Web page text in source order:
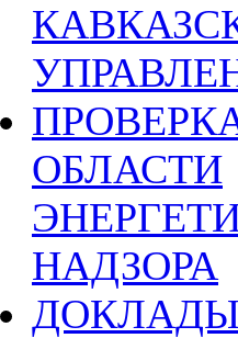
ОБЛАСТИ
НАДЗОРА